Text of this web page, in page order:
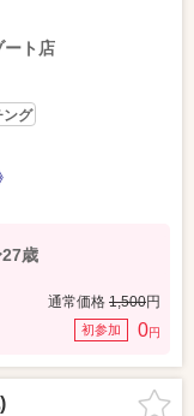
ート店
ング
歳
通常価格 1,500円
初参加 0円